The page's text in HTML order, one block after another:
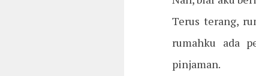
Terus terang,
rumahku ada
pinjaman.